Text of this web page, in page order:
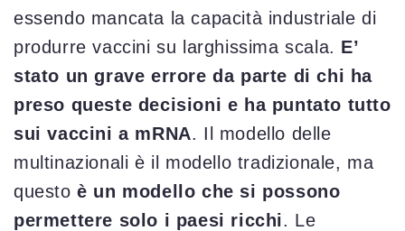
essendo mancata la capacità industriale di
produrre vaccini su larghissima scala. E’
stato un grave errore da parte di chi ha
preso queste decisioni e ha puntato tutto
sui vaccini a mRNA. Il modello delle
multinazionali è il modello tradizionale, ma
questoè un modello che si possono
permettere solo i paesi ricchi. Le